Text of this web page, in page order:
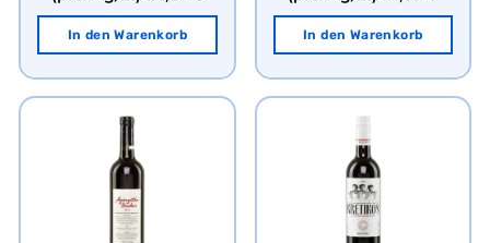
In den Warenkorb In den Warenkorb